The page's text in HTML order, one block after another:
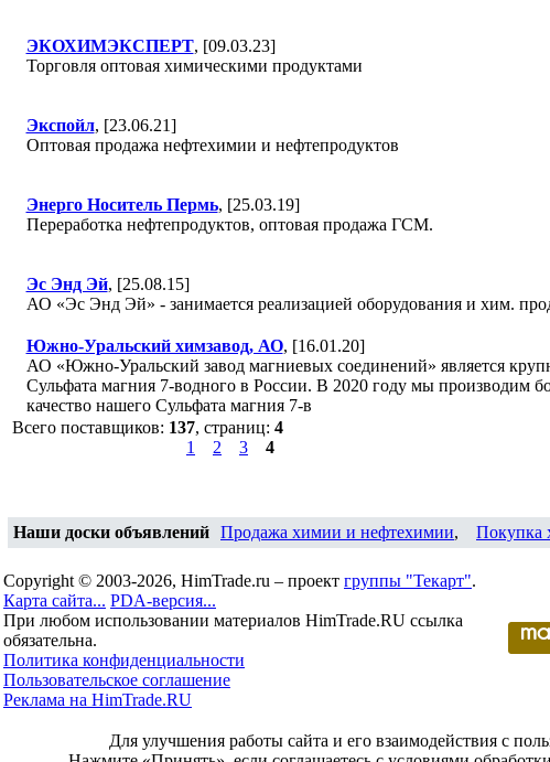
ЭКОХИМЭКСПЕРТ, [09.03.23]
Торговля оптовая химическими продуктами
Экспойл, [23.06.21]
Оптовая продажа нефтехимии и нефтепродуктов
Энерго Носитель Пермь, [25.03.19]
Переработка нефтепродуктов, оптовая продажа ГСМ.
Эс Энд Эй, [25.08.15]
АО «Эс Энд Эй» - занимается реализацией оборудования и хим.
Южно-Уральский химзавод, АО, [16.01.20]
АО «Южно-Уральский завод магниевых соединений» является
Сульфата магния 7-водного в России. В 2020 году мы производим
качество нашего Сульфата магния 7-в
Всего поставщиков: 137, страниц: 4
1
2 3 4
Наши доски объявлений Продажа химии и нефтехимии, Покупка
Copyright © 2003-2026, HimTrade.ru – проект группы "Текарт".
Карта сайта... PDA-версия...
При любом использовании материалов HimTrade.RU ссылка
обязательна.
Политика конфиденциальности
Пользовательское соглашение
Реклама на HimTrade.RU
Для улучшения работы сайта и его взаимодействия с